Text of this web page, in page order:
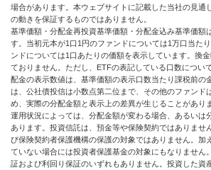
場合があります。本ウェブサイトに記載した当社の見通
の動きを保証するものではありません。
基準価額・分配金再投資基準価額・分配金込み基準価額
す。当初元本が1口1円のファンドについては1万口当た
ンドについては1口あたりの価額を表示しています。換
ておりません。ただし、ETFの表記している口数につい
配金の表示数値は、基準価額の表示口数当たり課税前の
は、公社債投信は小数点第二位まで、その他のファンド
め、実際の分配金額と表示上の差異が生じることがあり
運用状況によっては、分配金額が変わる場合、あるいは
あります。投資信託は、預金等や保険契約ではありませ
び保険契約者保護機構の保護の対象ではありません。加
ていない場合には投資者保護基金の対象にもなりません
証および利回り保証のいずれもありません。投資した資